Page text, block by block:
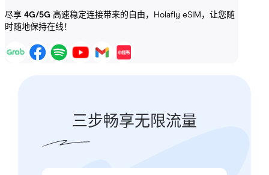
尽享 4G/5G 高速稳定连接带来的自由，Holafly eSIM，让您随
时随地保持在线！
三步畅享无限流量